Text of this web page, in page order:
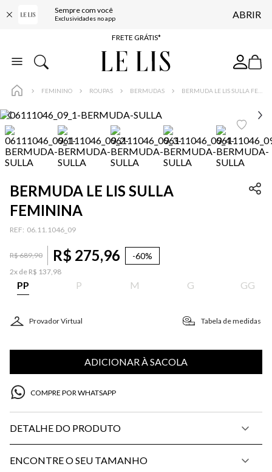
Sempre com você
Exclusividades no app ABRIR
ENTREGA EXPRESSA*
FRETE GRÁTIS*
BAIXE O APP
FEMININO ROUPAS BERMUDAS
BERMUDA LE LIS SULLA
FEMININA
: 06.11.1046_09
R$689,90 R$ 275,96 -60%
2x de R$ 137,98
PP P M G GG
Provador Virtual Tabela de medidas
ADICIONAR À SACOLA
COMPRE POR WHATSAPP
DETALHE DO PRODUTO
ENCONTRE O SEU TAMANHO